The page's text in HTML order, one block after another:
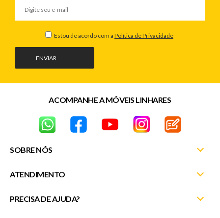
ENVIAR
Estou de acordo com a Política de Privacidade
SOBRE NÓS
Nossas Lojas
ATENDIMENTO
Minha Conta
PRECISA DE AJUDA?
ACOMPANHE A MÓVEIS LINHARES